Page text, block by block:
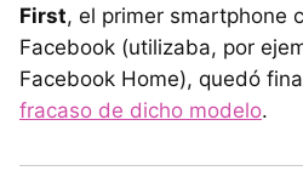
First, el primer smartphone
Facebook (utilizaba, por
Facebook Home), quedó
fracaso de dicho modelo.